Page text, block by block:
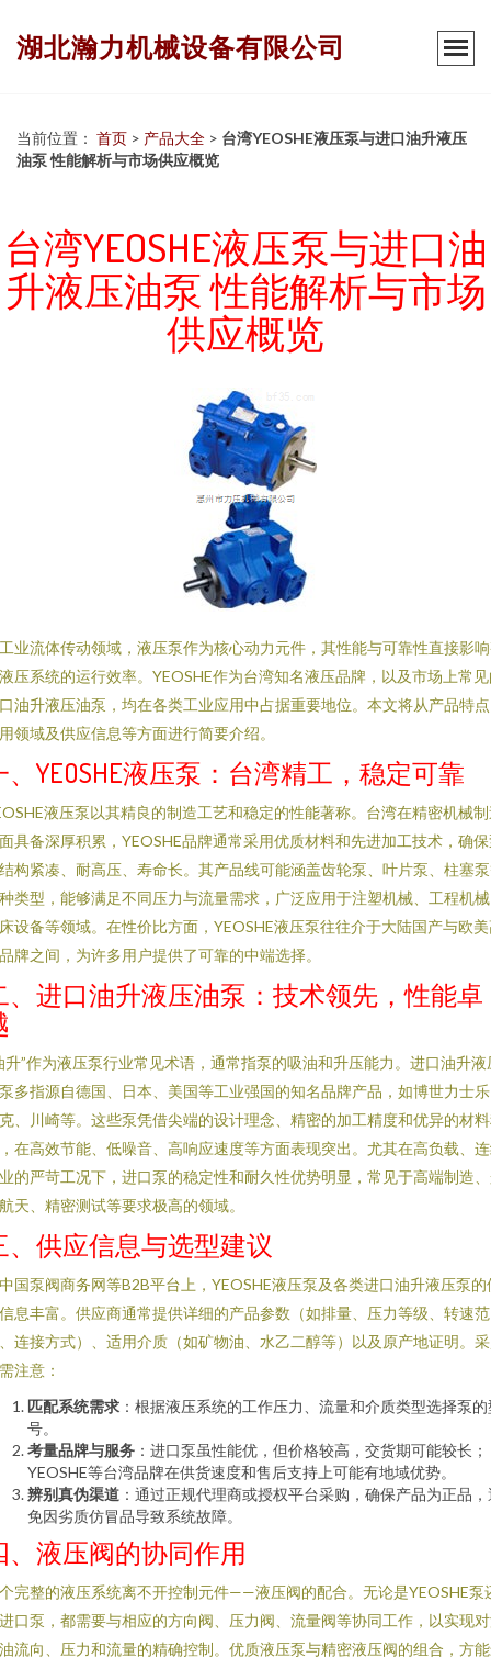
湖北瀚力机械设备有限公司
当前位置： 首页 > 产品大全 > 台湾YEOSHE液压泵与进口油升液压
油泵 性能解析与市场供应概览
台湾YEOSHE液压泵与进口油
升液压油泵 性能解析与市场
供应概览
业流体传动领域，液压泵作为核心动力元件，其性能与可靠性直接影
压系统的运行效率。YEOSHE作为台湾知名液压品牌，以及市场上常
油升液压油泵，均在各类工业应用中占据重要地位。本文将从产品特
领域及供应信息等方面进行简要介绍。
、YEOSHE液压泵：台湾精工，稳定可靠
液压泵以其精良的制造工艺和稳定的性能著称。台湾在精密机械
具备深厚积累，YEOSHE品牌通常采用优质材料和先进加工技术，确
构紧凑、耐高压、寿命长。其产品线可能涵盖齿轮泵、叶片泵、柱塞
类型，能够满足不同压力与流量需求，广泛应用于注塑机械、工程机
设备等领域。在性价比方面，YEOSHE液压泵往往介于大陆国产与欧
牌之间，为许多用户提供了可靠的中端选择。
、进口油升液压油泵：技术领先，性能卓
升”作为液压泵行业常见术语，通常指泵的吸油和升压能力。进口油升液
多指源自德国、日本、美国等工业强国的知名品牌产品，如博世力士
、川崎等。这些泵凭借尖端的设计理念、精密的加工精度和优异的材
在高效节能、低噪音、高响应速度等方面表现突出。尤其在高负载、
的严苛工况下，进口泵的稳定性和耐久性优势明显，常见于高端制造
天、精密测试等要求极高的领域。
、供应信息与选型建议
国泵阀商务网等B2B平台上，YEOSHE液压泵及各类进口油升液压泵的
息丰富。供应商通常提供详细的产品参数（如排量、压力等级、转速范
连接方式）、适用介质（如矿物油、水乙二醇等）以及原产地证明。
注意：
匹配系统需求 ：根据液压系统的工作压力、流量和介质类型选择泵的
号。
考量品牌与服务 ：进口泵虽性能优，但价格较高，交货期可能较长；
YEOSHE等台湾品牌在供货速度和售后支持上可能有地域优势。
辨别真伪渠道 ：通过正规代理商或授权平台采购，确保产品为正品，
免因劣质仿冒品导致系统故障。
、液压阀的协同作用
完整的液压系统离不开控制元件——液压阀的配合。无论是YEOSHE泵
口泵，都需要与相应的方向阀、压力阀、流量阀等协同工作，以实现
流向、压力和流量的精确控制。优质液压泵与精密液压阀的组合，方